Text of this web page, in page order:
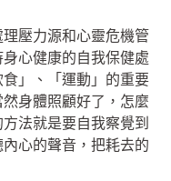
壓力源和心靈危機管
心健康的自我保健處
」、「運動」的重要
身體照顧好了，怎麼
法就是要自我察覺到
心的聲音，把耗去的